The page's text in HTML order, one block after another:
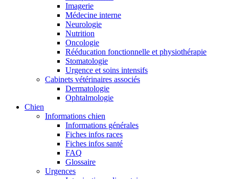
Imagerie
Médecine interne
Neurologie
Nutrition
Oncologie
Rééducation fonctionnelle et physiothérapie
Stomatologie
Urgence et soins intensifs
Cabinets vétérinaires associés
Dermatologie
Ophtalmologie
Chien
Informations chien
Informations générales
Fiches infos races
Fiches infos santé
FAQ
Glossaire
Urgences